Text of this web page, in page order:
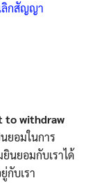
ลิกสัญญา
to withdraw
ยอมในการ
นยอมกับเราได้
กับเรา